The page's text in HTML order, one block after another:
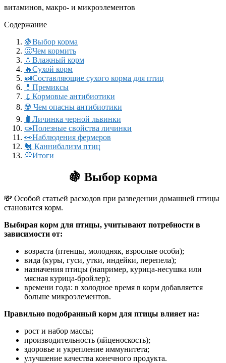
витаминов, макро- и микроэлементов
Содержание
🍇Выбор корма
🤢Чем кормить
💧Влажный корм
🔥Сухой корм
🍛Составляющие сухого корма для птиц
💊Премиксы
💉Кормовые антибиотики
☢️ Чем опасны антибиотики
🐛Личинка черной львинки
🧫Полезные свойства личинки
👀Наблюдения фермеров
🐔 Каннибализм птиц
💭Итоги
🍇 Выбор корма
💸 Особой статьей расходов при разведении домашней птицы
становится корм.
Выбирая корм для птицы, учитывают потребности в
зависимости от:
возраста (птенцы, молодняк, взрослые особи);
вида (куры, гуси, утки, индейки, перепела);
назначения птицы (например, курица-несушка или
мясная курица-бройлер);
времени года: в холодное время в корм добавляется
больше микроэлементов.
Правильно подобранный корм для птицы влияет на:
рост и набор массы;
производительность (яйценоскость);
здоровье и укрепление иммунитета;
улучшение качества конечного продукта.